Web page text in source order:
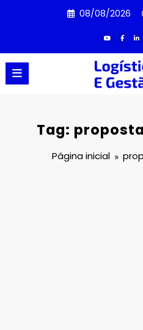
08/08/2026
Tag:
Página inicial